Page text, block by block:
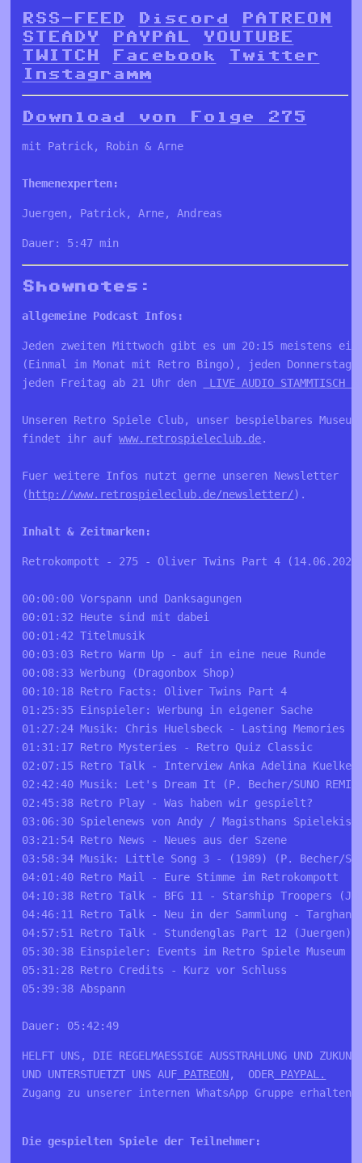
RSS-FEED Discord
PATREON
STEADY
PAYPAL
YOUTUBE
TWITCH
Facebook
Twitter
Instagramm
Download von Folge 275
mit Patrick, Robin & Arne
Themenexperten:
Juergen, Patrick, Arne, Andreas
Dauer: 5:47 min
Shownotes:
allgemeine Podcast Infos:
Jeden zweiten Mittwoch gibt es um 20:15 meistens
(Einmal im Monat mit Retro Bingo), jeden
jeden Freitag ab 21 Uhr den
LIVE AUDIO STAMMTISCH
Unseren Retro Spiele Club, unser bespielbares
findet ihr auf www.retrospieleclub.de.
Fuer weitere Infos nutzt gerne unseren Newsletter
(http://www.retrospieleclub.de/newsletter/).
Inhalt & Zeitmarken:
Retrokompott - 275 - Oliver Twins Part 4
00:00:00 Vorspann und Danksagungen
00:01:32 Heute sind mit dabei
00:01:42 Titelmusik
00:03:03 Retro Warm Up - auf in eine neue Runde
00:08:33 Werbung (Dragonbox Shop)
00:10:18 Retro Facts: Oliver Twins Part 4
01:25:35 Einspieler: Werbung in eigener Sache
01:27:24 Musik: Chris Huelsbeck - Lasting Memories
01:31:17 Retro Mysteries - Retro Quiz Classic
02:07:15 Retro Talk - Interview Anka Adelina Kuelker
02:42:40 Musik: Let's Dream It (P. Becher/SUNO
02:45:38 Retro Play - Was haben wir gespielt?
03:06:30 Spielenews von Andy / Magisthans
03:21:54 Retro News - Neues aus der Szene
03:58:34 Musik: Little Song 3 - (1989) (P. Becher/
04:01:40 Retro Mail - Eure Stimme im Retrokompott
04:10:38 Retro Talk - BFG 11 - Starship Troopers
04:46:11 Retro Talk - Neu in der Sammlung - Targhan
04:57:51 Retro Talk - Stundenglas Part 12 (Juergen)
05:30:38 Einspieler: Events im Retro Spiele Museum
05:31:28 Retro Credits - Kurz vor Schluss
05:39:38 Abspann
Dauer: 05:42:49
HELFT UNS, DIE REGELMAESSIGE AUSSTRAHLUNG UND
UND UNTERSTUETZT UNS AUF PATREON,  ODER PAYPAL.
Zugang zu unserer internen WhatsApp Gruppe
Die gespielten Spiele der Teilnehmer: